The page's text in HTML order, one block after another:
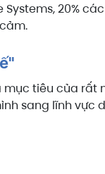
20%
tiêu của rất
sang lĩnh vực